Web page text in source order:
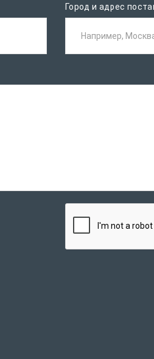
Город и адрес
Например,